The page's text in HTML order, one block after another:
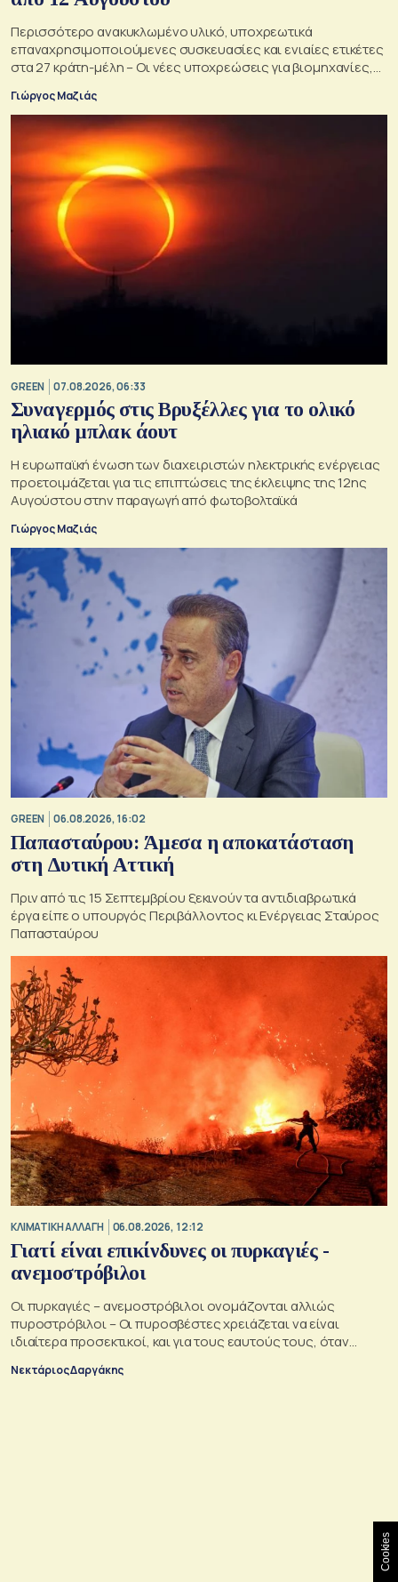
Περισσότερο ανακυκλωμένο υλικό, υποχρεωτικά
επαναχρησιμοποιούμενες συσκευασίες και ενιαίες ετικέτες
στα 27 κράτη-μέλη – Οι νέες υποχρεώσεις για βιομηχανίες,
Γιώργος Μαζιάς
GREEN 07.08.2026, 06:33
Συναγερμός στις Βρυξέλλες για το ολικό
ηλιακό μπλακ άουτ
Η ευρωπαϊκή ένωση των διαχειριστών ηλεκτρικής ενέργειας
προετοιμάζεται για τις επιπτώσεις της έκλειψης της 12ης
Αυγούστου στην παραγωγή από φωτοβολταϊκά
Γιώργος Μαζιάς
GREEN 06.08.2026, 16:02
Παπασταύρου: Άμεσα η αποκατάσταση
στη Δυτική Αττική
Πριν από τις 15 Σεπτεμβρίου ξεκινούν τα αντιδιαβρωτικά
έργα είπε ο υπουργός Περιβάλλοντος κι Ενέργειας Σταύρος
Παπασταύρου
ΚΛΙΜΑΤΙΚΗ ΑΛΛΑΓΗ 06.08.2026, 12:12
Γιατί είναι επικίνδυνες οι πυρκαγιές -
ανεμοστρόβιλοι
Οι πυρκαγιές – ανεμοστρόβιλοι ονομάζονται αλλιώς
πυροστρόβιλοι – Οι πυροσβέστες χρειάζεται να είναι
ιδιαίτερα προσεκτικοί, και για τους εαυτούς τους, όταν
Νεκτάριος Δαργάκης
Cookies